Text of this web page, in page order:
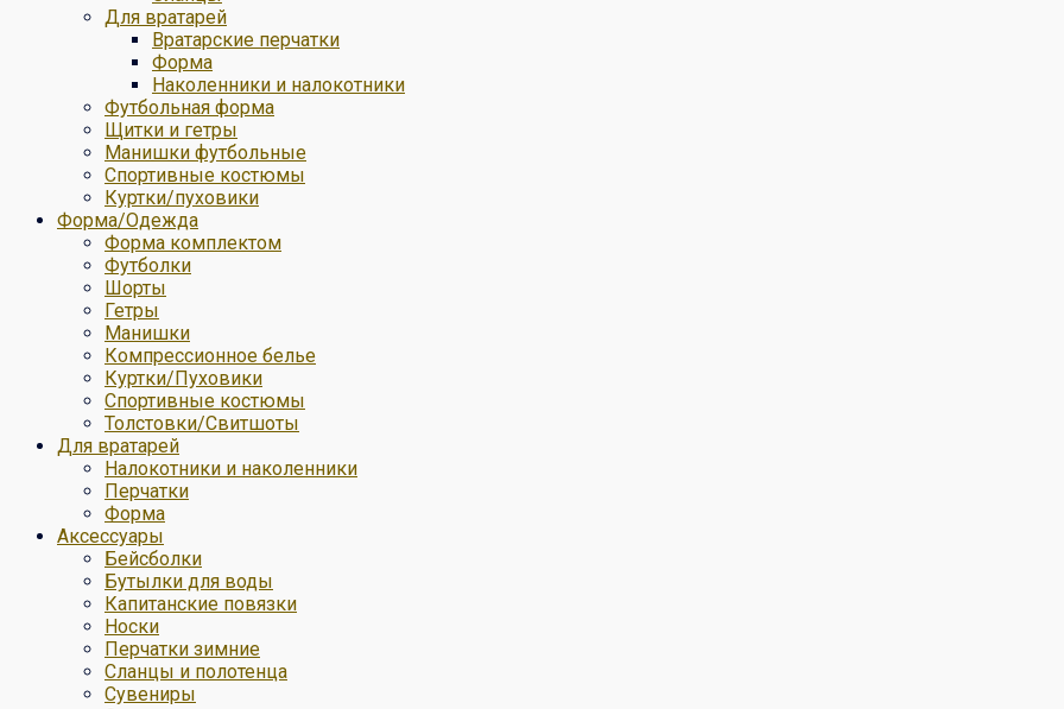
Для вратарей
Вратарские перчатки
Форма
Наколенники и налокотники
Футбольная форма
Щитки и гетры
Манишки футбольные
Спортивные костюмы
Куртки/пуховики
Форма/Одежда
Форма комплектом
Футболки
Шорты
Гетры
Манишки
Компрессионное белье
Куртки/Пуховики
Спортивные костюмы
Толстовки/Свитшоты
Для вратарей
Налокотники и наколенники
Перчатки
Форма
Аксессуары
Бейсболки
Бутылки для воды
Капитанские повязки
Носки
Перчатки зимние
Сланцы и полотенца
Сувениры